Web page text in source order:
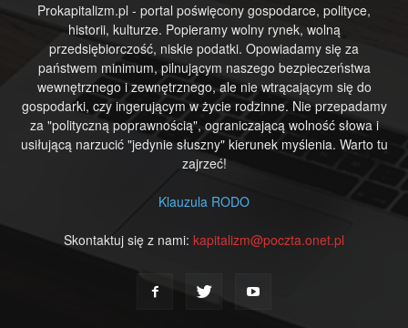
Prokapitalizm.pl - portal poświęcony gospodarce, polityce,
historii, kulturze. Popieramy wolny rynek, wolną
przedsiębiorczość, niskie podatki. Opowiadamy się za
państwem minimum, pilnującym naszego bezpieczeństwa
wewnętrznego i zewnętrznego, ale nie wtrącającym się do
gospodarki, czy ingerującym w życie rodzinne. Nie przepadamy
za "polityczną poprawnością", ograniczającą wolność słowa i
usiłującą narzucić "jedynie słuszny" kierunek myślenia. Warto tu
zajrzeć!
Klauzula RODO
Skontaktuj się z nami: kapitalizm@poczta.onet.pl